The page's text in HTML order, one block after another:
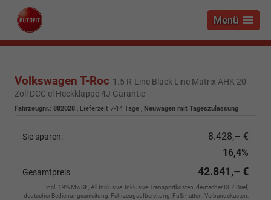
Menü
Volkswagen T-Roc 1.5 R-Line Black Line Matrix AHK 20
Zoll DCC el Heckklappe 4J Garantie
Fahrzeugnr.: 882028 , Lieferzeit 7-14 Tage , Neuwagen mit Tageszulassung
Sie sparen:
8.428,– €
16,4%
Gesamtpreis 42.841,– €
incl. 19% MwSt., All Inclusive: Inklusive Transportkosten, deutscher KFZ Brief,
deutscher Bedienungsanleitung, Fahrzeugaufbereitung, Fußmatten, Verbandskasten,